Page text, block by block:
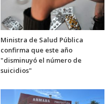
Ministra de Salud Pública
confirma que este año
"disminuyó el número de
suicidios"